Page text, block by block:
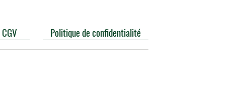
CGV Politique de confidentialité